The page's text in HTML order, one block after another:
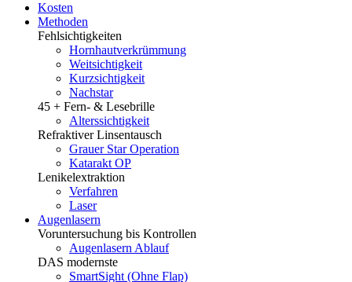
Kosten
Methoden
Fehlsichtigkeiten
Hornhautverkrümmung
Weitsichtigkeit
Kurzsichtigkeit
Nachstar
45 + Fern- & Lesebrille
Alterssichtigkeit
Refraktiver Linsentausch
Grauer Star Operation
Katarakt OP
Lenikelextraktion
Verfahren
Laser
Augenlasern
Voruntersuchung bis Kontrollen
Augenlasern Ablauf
DAS modernste
SmartSight (Ohne Flap)